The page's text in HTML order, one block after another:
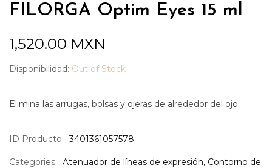
FILORGA Optim Eyes 15 ml
1,520.00 MXN
Disponibilidad: Out of Stock
Elimina las arrugas, bolsas y ojeras de alrededor del ojo.
ID Producto: 3401361057578
Categories: Atenuador de líneas de expresión, Contorno de